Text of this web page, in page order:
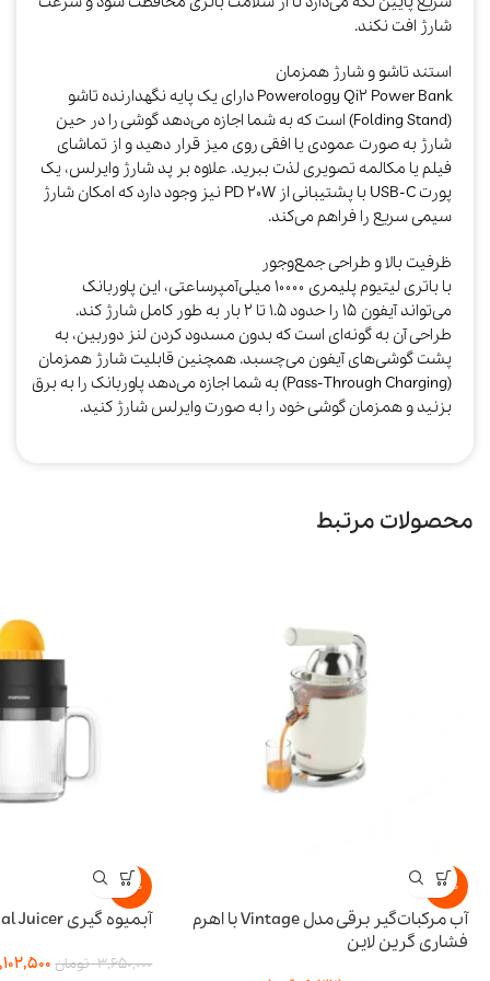
شارژ افت نکند.​
استند تاشو و شارژ همزمان
Powerology Qi2 Power Bank دارای یک پایه نگهدارنده تاشو
(Folding Stand) است که به شما اجازه می‌دهد گوشی را در حین
شارژ به صورت عمودی یا افقی روی میز قرار دهید و از تماشای
فیلم یا مکالمه تصویری لذت ببرید. علاوه بر پد شارژ وایرلس، یک
پورت USB-C با پشتیبانی از PD 20W نیز وجود دارد که امکان شارژ
سیمی سریع را فراهم می‌کند.​
ظرفیت بالا و طراحی جمع‌وجور
با باتری لیتیوم پلیمری ۱۰۰۰۰ میلی‌آمپرساعتی، این پاوربانک
می‌تواند آیفون ۱۵ را حدود ۱.۵ تا ۲ بار به طور کامل شارژ کند.
طراحی آن به گونه‌ای است که بدون مسدود کردن لنز دوربین، به
پشت گوشی‌های آیفون می‌چسبد. همچنین قابلیت شارژ همزمان
(Pass-Through Charging) به شما اجازه می‌دهد پاوربانک را به برق
بزنید و همزمان گوشی خود را به صورت وایرلس شارژ کنید.
محصولات مرتبط
آب مرکبات‌گیر برقی مدل Vintage با اهرم
گرین لاین
آبمیوه گیری BI-Directional Juicer پرودو
3,650,000 تومان3,102,500